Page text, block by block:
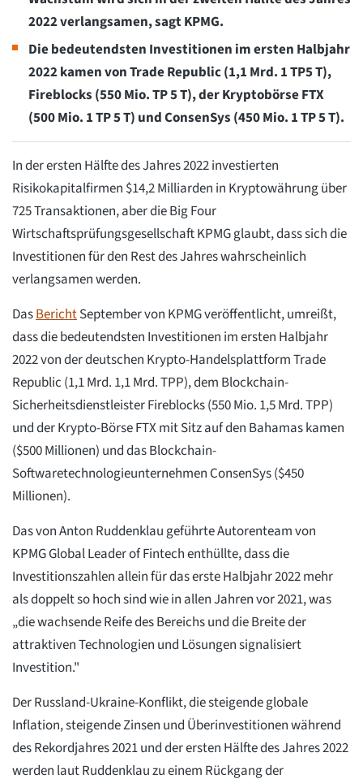
2022 verlangsamen, sagt KPMG.
Die bedeutendsten Investitionen im ersten Halbjahr
2022 kamen von Trade Republic (1,1 Mrd. 1 TP5 T),
Fireblocks (550 Mio. TP 5 T), der Kryptobörse FTX
(500 Mio. 1 TP 5 T) und ConsenSys (450 Mio. 1 TP 5 T).
In der ersten Hälfte des Jahres 2022 investierten
Risikokapitalfirmen $14,2 Milliarden in Kryptowährung über
725 Transaktionen, aber die Big Four
Wirtschaftsprüfungsgesellschaft KPMG glaubt, dass sich die
Investitionen für den Rest des Jahres wahrscheinlich
verlangsamen werden.
DasBerichtSeptember von KPMG veröffentlicht, umreißt,
dass die bedeutendsten Investitionen im ersten Halbjahr
2022 von der deutschen Krypto-Handelsplattform Trade
Republic (1,1 Mrd. 1,1 Mrd. TPP), dem Blockchain-
Sicherheitsdienstleister Fireblocks (550 Mio. 1,5 Mrd. TPP)
und der Krypto-Börse FTX mit Sitz auf den Bahamas kamen
($500 Millionen) und das Blockchain-
Softwaretechnologieunternehmen ConsenSys ($450
Millionen).
Das von Anton Ruddenklau geführte Autorenteam von
KPMG Global Leader of Fintech enthüllte, dass die
Investitionszahlen allein für das erste Halbjahr 2022 mehr
als doppelt so hoch sind wie in allen Jahren vor 2021, was
„die wachsende Reife des Bereichs und die Breite der
attraktiven Technologien und Lösungen signalisiert
Investition."
Der Russland-Ukraine-Konflikt, die steigende globale
Inflation, steigende Zinsen und Überinvestitionen während
des Rekordjahres 2021 und der ersten Hälfte des Jahres 2022
werden laut Ruddenklau zu einem Rückgang der